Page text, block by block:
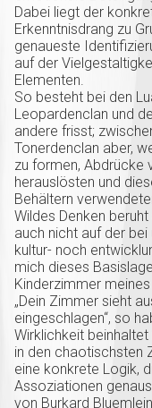
Dabei liegt der
Erkenntnisdrang zu
genaueste
auf der
Elementen.
So besteht bei den
Leopardenclan und
andere frisst;
Tonerdenclan aber,
zu formen, Abdrücke
herauslösten und
Behältern
Wildes Denken
auch nicht auf der
kultur- noch
mich dieses
Kinderzimmer
„Dein Zimmer sieht
eingeschlagen“, so
Wirklichkeit
in den chaotischsten
eine konkrete Logik,
Assoziationen
von Burkard